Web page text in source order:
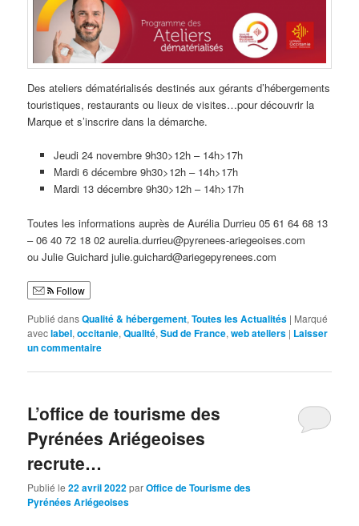
Des ateliers dématérialisés destinés aux gérants d’hébergements
touristiques, restaurants ou lieux de visites…pour découvrir la
Marque et s’inscrire dans la démarche.
Jeudi 24 novembre 9h30>12h – 14h>17h
Mardi 6 décembre 9h30>12h – 14h>17h
Mardi 13 décembre 9h30>12h – 14h>17h
Toutes les informations auprès de Aurélia Durrieu 05 61 64 68 13
– 06 40 72 18 02 aurelia.durrieu@pyrenees-ariegeoises.com
ou Julie Guichard julie.guichard@ariegepyrenees.com
Follow
Publié dansQualité & hébergement,Toutes les Actualités | Marqué
aveclabel,occitanie,Qualité,Sud de France,web ateliers | Laisser
un commentaire
L’office de tourisme des
Pyrénées Ariégeoises
recrute…
Publié le22 avril 2022parOffice de Tourisme des
Pyrénées Ariégeoises